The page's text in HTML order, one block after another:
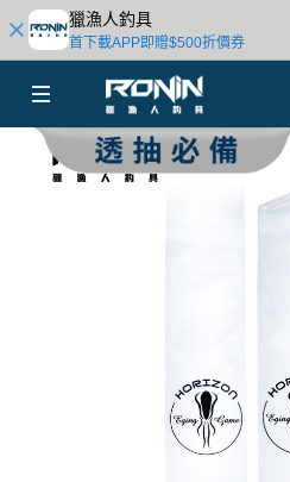
獵漁人釣具
首下載APP即贈$500折價券